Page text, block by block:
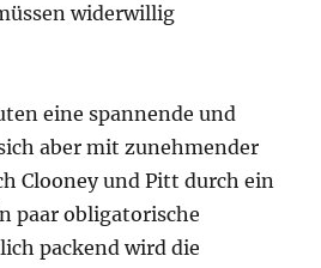
widerwillig
eine spannende und
aber mit zunehmender
Clooney und Pitt durch ein
paar obligatorische
packend wird die